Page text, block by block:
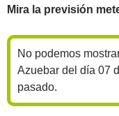
Mira la previsión
No podemos
Azuebar del día 07
pasado.